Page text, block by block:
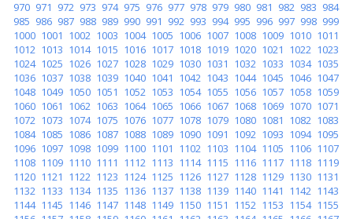
970 971 972 973 974 975 976 977 978 979 980 981 982 983 984
985 986 987 988 989 990 991 992 993 994 995 996 997 998 999
1000 1001 1002 1003 1004 1005 1006 1007 1008 1009 1010 1011
1012 1013 1014 1015 1016 1017 1018 1019 1020 1021 1022 1023
1024 1025 1026 1027 1028 1029 1030 1031 1032 1033 1034 1035
1036 1037 1038 1039 1040 1041 1042 1043 1044 1045 1046 1047
1048 1049 1050 1051 1052 1053 1054 1055 1056 1057 1058 1059
1060 1061 1062 1063 1064 1065 1066 1067 1068 1069 1070 1071
1072 1073 1074 1075 1076 1077 1078 1079 1080 1081 1082 1083
1084 1085 1086 1087 1088 1089 1090 1091 1092 1093 1094 1095
1096 1097 1098 1099 1100 1101 1102 1103 1104 1105 1106 1107
1108 1109 1110 1111 1112 1113 1114 1115 1116 1117 1118 1119
1120 1121 1122 1123 1124 1125 1126 1127 1128 1129 1130 1131
1132 1133 1134 1135 1136 1137 1138 1139 1140 1141 1142 1143
1144 1145 1146 1147 1148 1149 1150 1151 1152 1153 1154 1155